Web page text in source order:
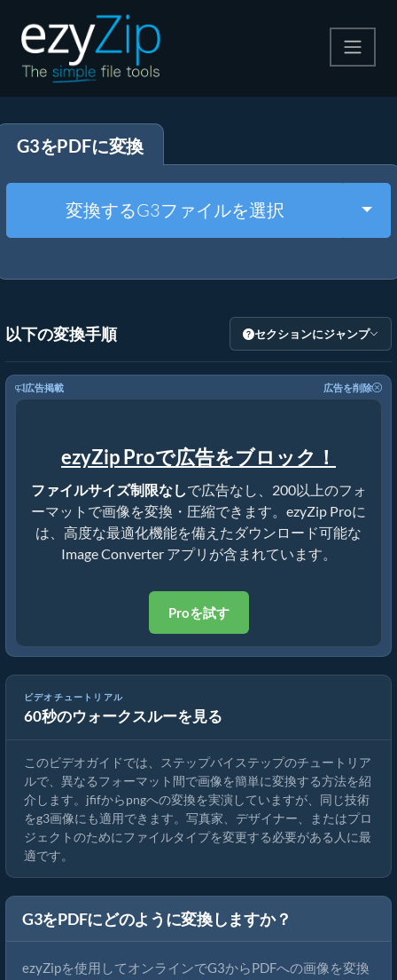
解凍する
その他のツール
G3をPDFに変換
変換するG3ファイルを選択
以下の変換手順 セクションにジャンプ
広告掲載 広告を削除
ezyZip Proで広告をブロック！
ファイルサイズ制限なしで広告なし、200以上のフォ
ーマットで画像を変換・圧縮できます。ezyZip Proに
は、高度な最適化機能を備えたダウンロード可能な
Image Converter アプリが含まれています。
Proを試す
ビデオチュートリアル
60秒のウォークスルーを見る
オンラインで画像フォーマットを変換する方法
このビデオガイドでは、ステップバイステップのチュートリア
ルで、異なるフォーマット間で画像を簡単に変換する方法を紹
介します。jfifからpngへの変換を実演していますが、同じ技術
をg3画像にも適用できます。写真家、デザイナー、またはプロ
ジェクトのためにファイルタイプを変更する必要がある人に最
適です。
G3をPDFにどのように変換しますか？
ezyZipを使用してオンラインでG3からPDFへの画像を変換